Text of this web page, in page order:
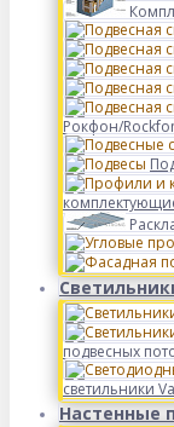
Рокфон/
подвесных
светильники
Настенные